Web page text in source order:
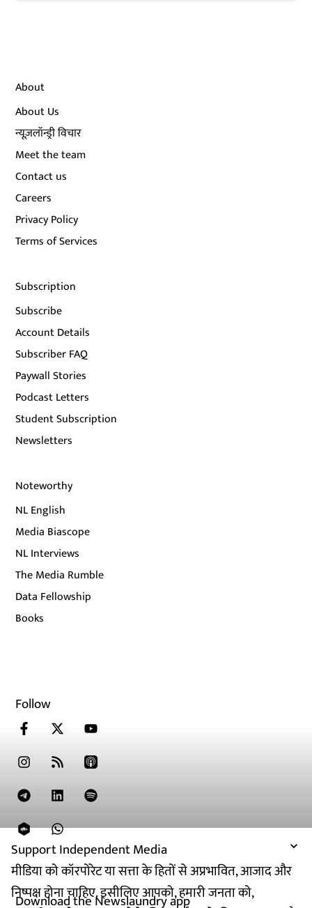
Support Independent Media
मीडिया को कॉरपोरेट या सत्ता के हितों से अप्रभावित, आजाद और
निष्पक्ष होना चाहिए. इसीलिए आपको, हमारी जनता को,
About
About Us
न्यूज़लॉन्ड्री विचार
Meet the team
Contact us
Careers
Privacy Policy
Terms of Services
Subscription
Subscribe
Account Details
Subscriber FAQ
Paywall Stories
Podcast Letters
Student Subscription
Newsletters
Noteworthy
NL English
Media Biascope
NL Interviews
The Media Rumble
Data Fellowship
Books
Follow
Download the Newslaundry app